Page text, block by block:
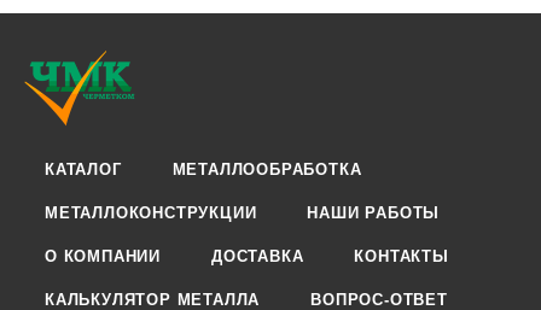
КАТАЛОГ МЕТАЛЛООБРАБОТКА
МЕТАЛЛОКОНСТРУКЦИИ НАШИ РАБОТЫ
О КОМПАНИИ ДОСТАВКА КОНТАКТЫ
КАЛЬКУЛЯТОР МЕТАЛЛА ВОПРОС-ОТВЕТ